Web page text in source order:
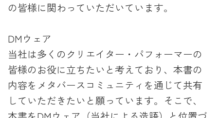
の皆様に関わっていただいています。
DMウェア
当社は多くのクリエイター・パフォーマーの
皆様のお役に立ちたいと考えており、本書の
内容をメタバースコミュニティを通じて共有
していただきたいと願っています。そこで、